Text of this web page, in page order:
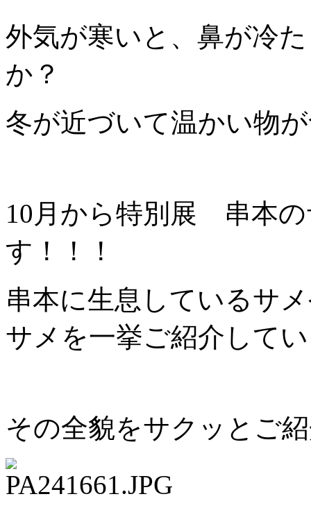
外気が寒いと、鼻が冷
か？
冬が近づいて温かい物
10月から特別展 串本
す！！！
串本に生息しているサ
サメを一挙ご紹介して
その全貌をサクッとご